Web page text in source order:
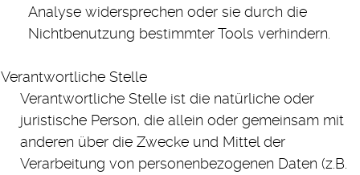
Analyse widersprechen oder sie durch die
Nichtbenutzung bestimmter Tools verhindern.
Verantwortliche Stelle
Verantwortliche Stelle ist die natürliche oder
juristische Person, die allein oder gemeinsam mit
anderen über die Zwecke und Mittel der
Verarbeitung von personenbezogenen Daten (z.B.